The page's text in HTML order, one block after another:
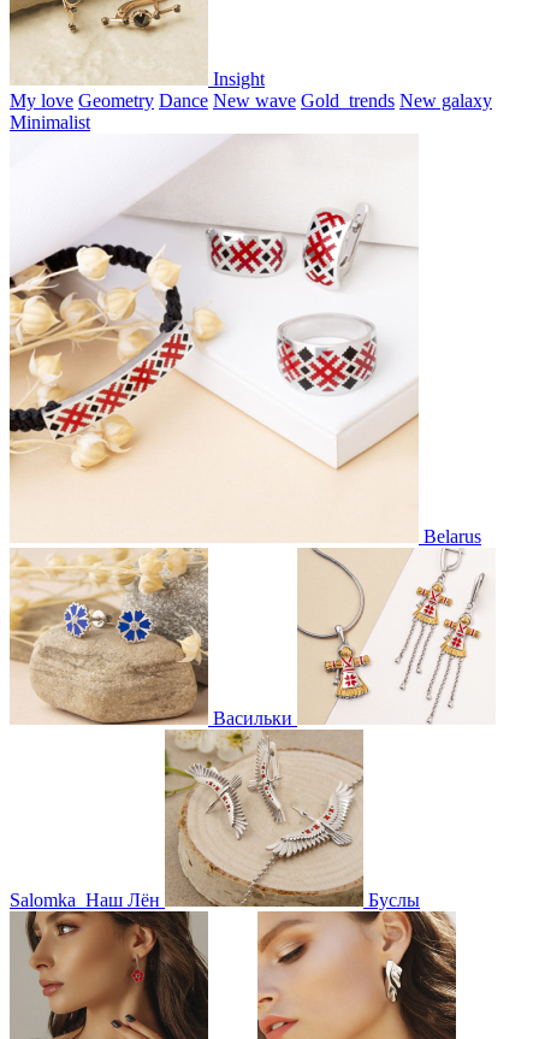
Insight
My love Geometry Dance New wave Gold_trends New galaxy
Minimalist
Belarus
Васильки
Salomka Наш Лён Буслы